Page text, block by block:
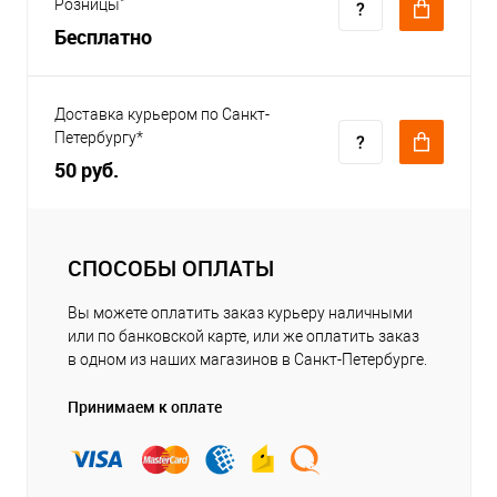
Розницы"
Бесплатно
Доставка курьером по Санкт-
Петербургу*
50 руб.
СПОСОБЫ ОПЛАТЫ
Вы можете оплатить заказ курьеру наличными
или по банковской карте, или же оплатить заказ
в одном из наших магазинов в Санкт-Петербурге.
Принимаем к оплате